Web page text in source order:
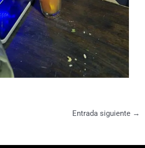
Entrada siguiente →